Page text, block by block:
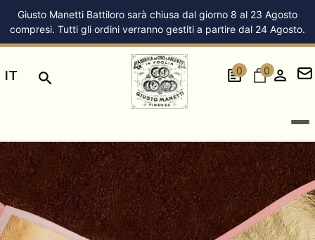
Giusto Manetti Battiloro sarà chiusa dal giorno 8 al 23 Agosto
compresi. Tutti gli ordini verranno gestiti a partire dal 24 Agosto.
IT 0 0